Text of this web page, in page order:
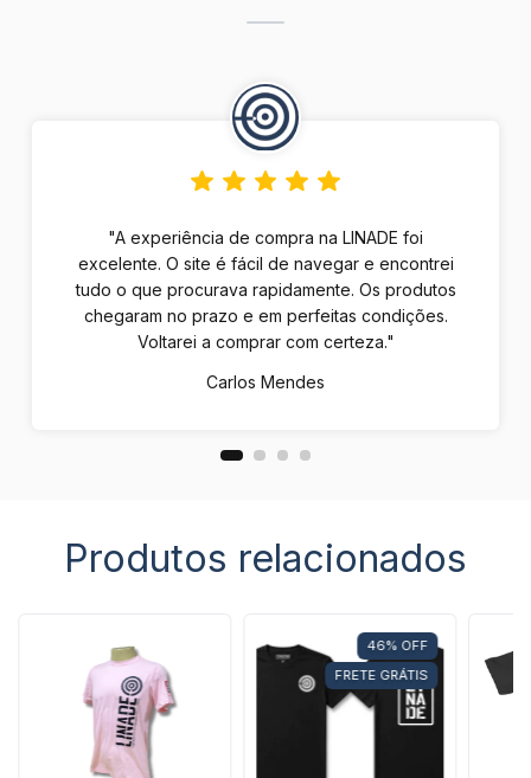
"A experiência de compra na LINADE foi
excelente. O site é fácil de navegar e encontrei
tudo o que procurava rapidamente. Os produtos
chegaram no prazo e em perfeitas condições.
Voltarei a comprar com certeza."
Carlos Mendes
Produtos relacionados
46% OFF
FRETE GRÁTIS